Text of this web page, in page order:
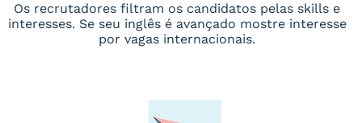
Os recrutadores filtram os candidatos pelas skills e
interesses. Se seu inglês é avançado mostre interesse
por vagas internacionais.